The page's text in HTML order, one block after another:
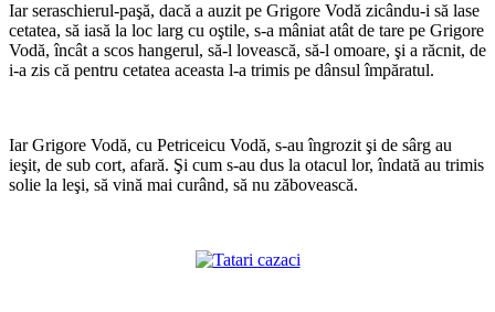
Iar seraschierul-paşă, dacă a auzit pe Grigore Vodă zicându-i să lase
cetatea, să iasă la loc larg cu oştile, s-a mâniat atât de tare pe Grigore
Vodă, încât a scos hangerul, să-l lovească, să-l omoare, şi a răcnit, de
i-a zis că pentru cetatea aceasta l-a trimis pe dânsul împăratul.
Iar Grigore Vodă, cu Petriceicu Vodă, s-au îngrozit şi de sârg au
ieşit, de sub cort, afară. Şi cum s-au dus la otacul lor, îndată au trimis
solie la leşi, să vină mai curând, să nu zăbovească.